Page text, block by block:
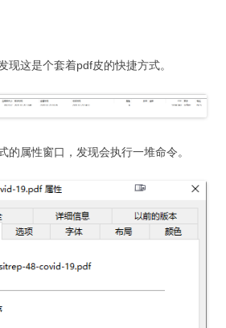
现这是个套着pdf皮的快捷方式。
的属性窗口，发现会执行一堆命令。